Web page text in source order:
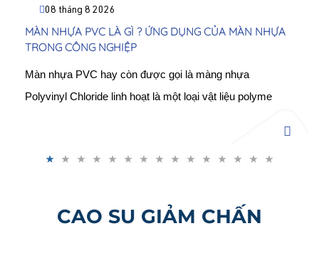
08 tháng 8 2026
MÀN NHỰA PVC LÀ GÌ ? ỨNG DỤNG CỦA MÀN NHỰA
TRONG CÔNG NGHIỆP
Màn nhựa PVC hay còn được gọi là màng nhựa
Polyvinyl Chloride linh hoạt là một loại vật liệu polyme
chuyên dụng dưới nhiệt độ cao, tạo ra các dải hoặc tấm
hoạt và độ bền cơ học vượt trội.
CAO SU GIẢM CHẤN